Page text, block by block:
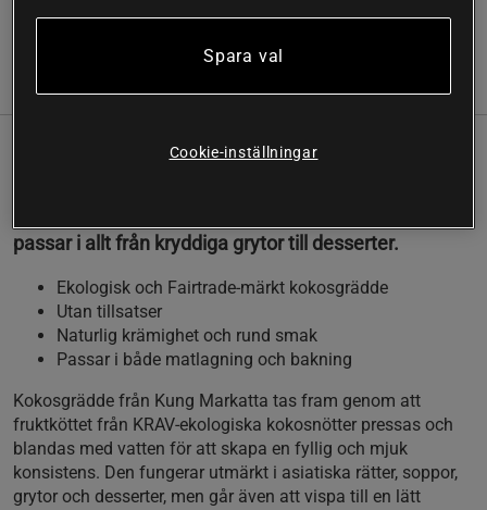
Information
Kokosgrädden framställs genom att ekologiskt
passar i allt från kryddiga grytor till desserter.
Ekologisk och Fairtrade-märkt kokosgrädde
Utan tillsatser
Naturlig krämighet och rund smak
Passar i både matlagning och bakning
Kokosgrädde från Kung Markatta tas fram genom att
fruktköttet från KRAV-ekologiska kokosnötter pressas och
blandas med vatten för att skapa en fyllig och mjuk
konsistens. Den fungerar utmärkt i asiatiska rätter, soppor,
grytor och desserter, men går även att vispa till en lätt
Spara val
Cookie-inställningar